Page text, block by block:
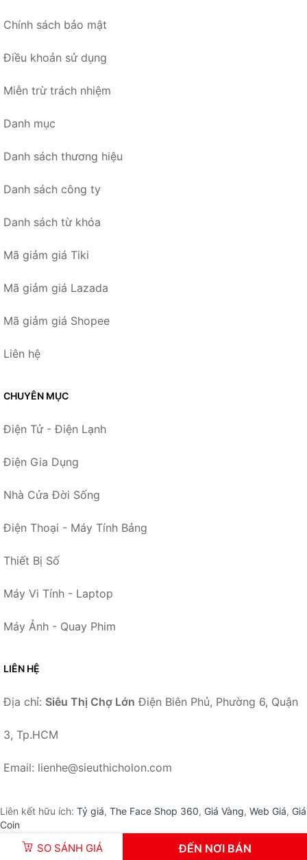
SO SÁNH GIÁ ĐẾN NƠI BÁN
Chính sách bảo mật
Điều khoản sử dụng
Miễn trừ trách nhiệm
Danh mục
Danh sách thương hiệu
Danh sách công ty
Danh sách từ khóa
Mã giảm giá Tiki
Mã giảm giá Lazada
Mã giảm giá Shopee
Liên hệ
CHUYÊN MỤC
Điện Tử - Điện Lạnh
Điện Gia Dụng
Nhà Cửa Đời Sống
Điện Thoại - Máy Tính Bảng
Thiết Bị Số
Máy Vi Tính - Laptop
Máy Ảnh - Quay Phim
LIÊN HỆ
Địa chỉ: Siêu Thị Chợ Lớn Điện Biên Phủ, Phường 6, Quận
3, Tp.HCM
Email: lienhe@sieuthicholon.com
Liên kết hữu ích: Tỷ giá, The Face Shop 360, Giá Vàng, Web Giá, Giá
Coin
© 2026 –SieuThiChoLon.com -Siêu Thị Chợ Lớn